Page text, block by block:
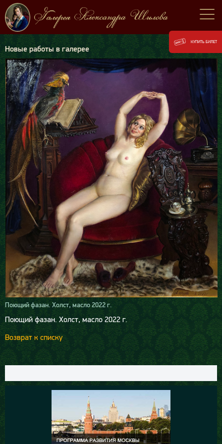
Новые работы в галерее
Поющий фазан. Холст, масло 2022 г.
Поющий фазан. Холст, масло 2022 г.
Возврат к списку
КУПИТЬ БИЛЕТ